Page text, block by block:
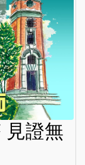
見證無